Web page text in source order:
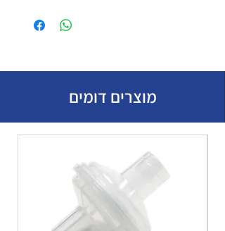
מוצרים דומים